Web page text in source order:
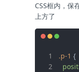
CSS框内，保
上方了
.p-1 {